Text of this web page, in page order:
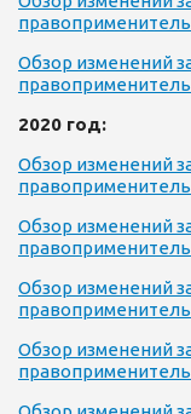
Обзор изменений
2020 год:
Обзор изменений
Обзор изменений
Обзор изменений
Обзор изменений